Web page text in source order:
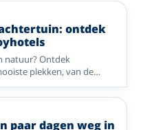
ontdek
natuur? Ontdek
plekken, van de
tot de Wadden, het
Heide, de Ardennen
Wandel door
adem de frisse
paar dagen weg in